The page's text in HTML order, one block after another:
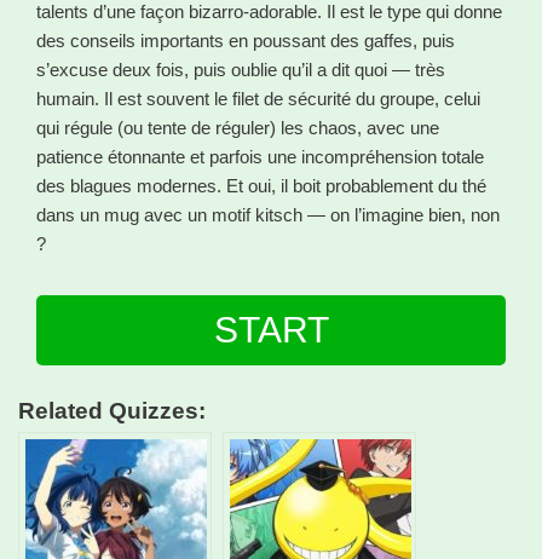
talents d’une façon bizarro-adorable. Il est le type qui donne
des conseils importants en poussant des gaffes, puis
s’excuse deux fois, puis oublie qu’il a dit quoi — très
humain. Il est souvent le filet de sécurité du groupe, celui
qui régule (ou tente de réguler) les chaos, avec une
patience étonnante et parfois une incompréhension totale
des blagues modernes. Et oui, il boit probablement du thé
dans un mug avec un motif kitsch — on l’imagine bien, non
?
START
Related Quizzes: